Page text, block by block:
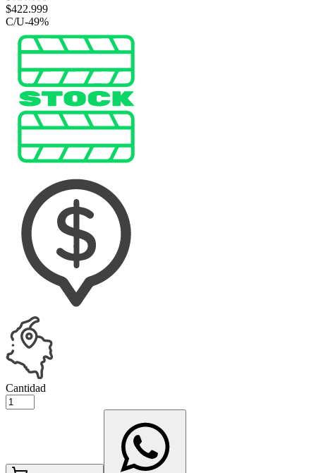
$422.999
C/U-49%
Cantidad